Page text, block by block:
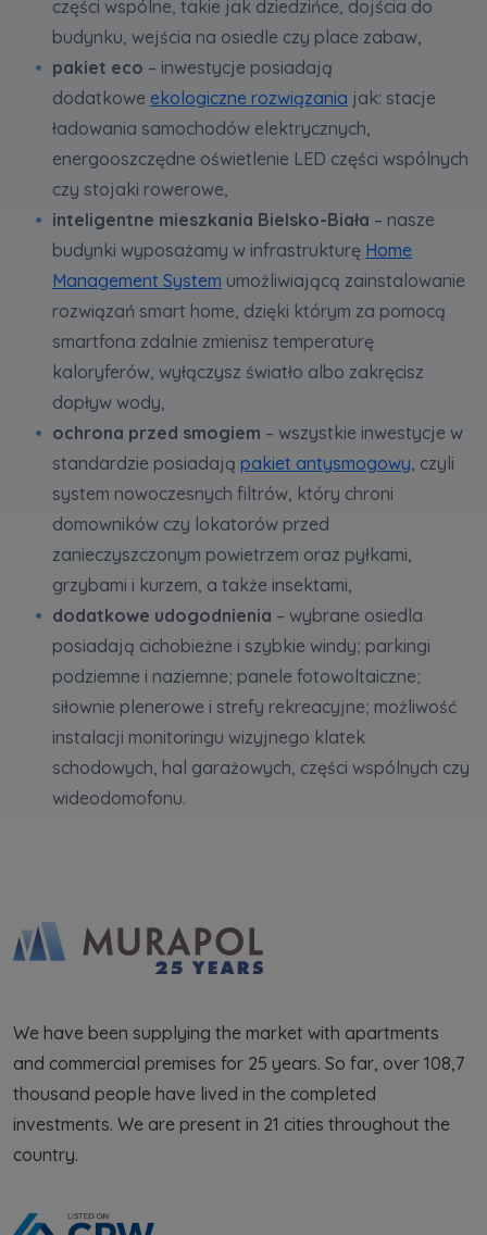
the website, as well as to explain the
circumstances of unauthorised use of the
from legally justified interests pursued by the
Administrator.
Website activity data may also be shared with
ourtrusted partners.
companies of Murapol Capital Group
information on processing data, using cookies
and your rights can be found inPrivacy Policy.
części wspólne, takie jak dziedzińce, dojścia do
budynku, wejścia na osiedle czy place zabaw,
pakiet eco – inwestycje posiadają
dodatkowe ekologiczne rozwiązania jak: stacje
ładowania samochodów elektrycznych,
energooszczędne oświetlenie LED części wspólnych
czy stojaki rowerowe,
inteligentne mieszkania Bielsko-Biała – nasze
budynki wyposażamy w infrastrukturę Home
Management System umożliwiającą zainstalowanie
rozwiązań smart home, dzięki którym za pomocą
smartfona zdalnie zmienisz temperaturę
kaloryferów, wyłączysz światło albo zakręcisz
dopływ wody,
ochrona przed smogiem – wszystkie inwestycje w
standardzie posiadają pakiet antysmogowy , czyli
system nowoczesnych filtrów, który chroni
domowników czy lokatorów przed
zanieczyszczonym powietrzem oraz pyłkami,
grzybami i kurzem, a także insektami,
dodatkowe udogodnienia – wybrane osiedla
posiadają cichobieżne i szybkie windy; parkingi
podziemne i naziemne; panele fotowoltaiczne;
siłownie plenerowe i strefy rekreacyjne; możliwość
instalacji monitoringu wizyjnego klatek
schodowych, hal garażowych, części wspólnych czy
wideodomofonu.
We have been supplying the market with apartments
and commercial premises for 25 years. So far, over 108,7
thousand people have lived in the completed
investments. We are present in 21 cities throughout the
country.